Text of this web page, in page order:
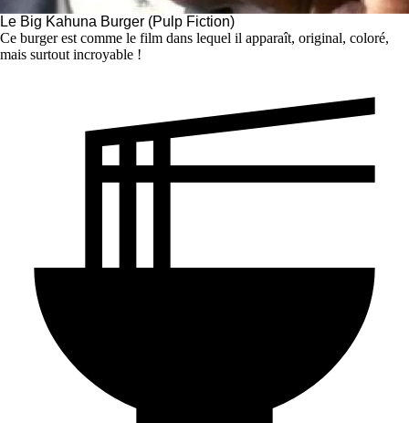
Le Big Kahuna Burger (Pulp Fiction)
Ce burger est comme le film dans lequel il apparaît, original, coloré,
mais surtout incroyable !